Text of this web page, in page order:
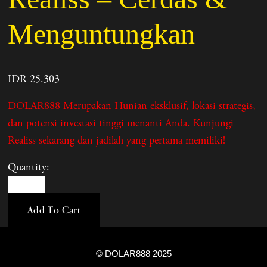
Menguntungkan
IDR 25.303
DOLAR888 Merupakan Hunian eksklusif, lokasi strategis,
dan potensi investasi tinggi menanti Anda. Kunjungi
Realiss sekarang dan jadilah yang pertama memiliki!
Quantity:
Add To Cart
© DOLAR888 2025